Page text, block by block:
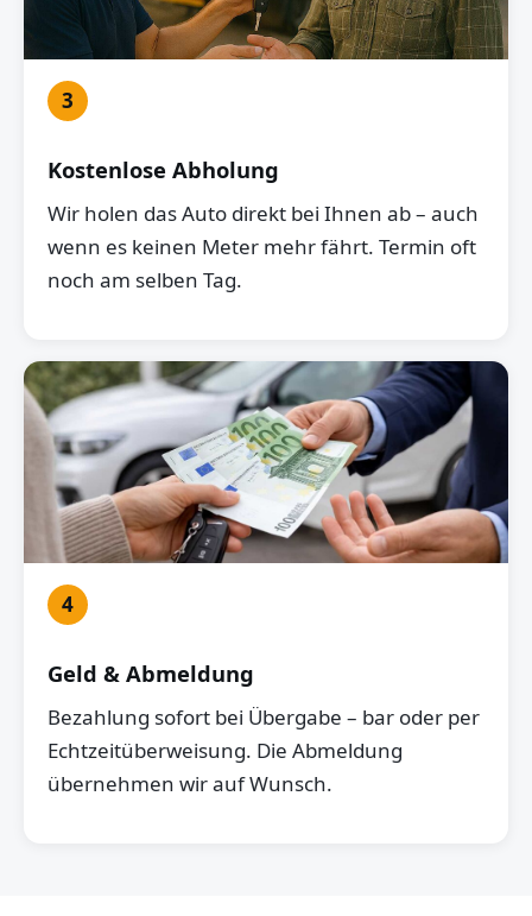
3
Kostenlose Abholung
Wir holen das Auto direkt bei Ihnen ab – auch
wenn es keinen Meter mehr fährt. Termin oft
noch am selben Tag.
4
Geld & Abmeldung
Bezahlung sofort bei Übergabe – bar oder per
Echtzeitüberweisung. Die Abmeldung
übernehmen wir auf Wunsch.